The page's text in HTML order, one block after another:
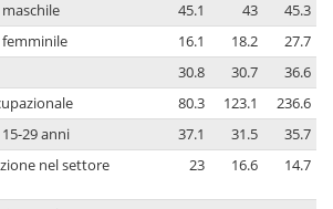
45.1 43
45.3
femminile
16.1 18.2
27.7
30.8 30.7
36.6
80.3 123.1
236.6
29 anni
37.1 31.5
35.7
nel settore
23 16.6 14.7